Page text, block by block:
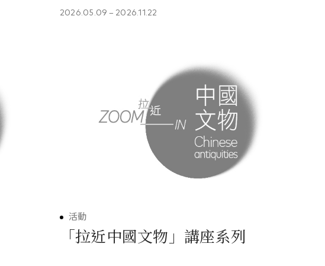
2026.05.09 – 2026.11.22
活動
「拉近中國文物」講座系列